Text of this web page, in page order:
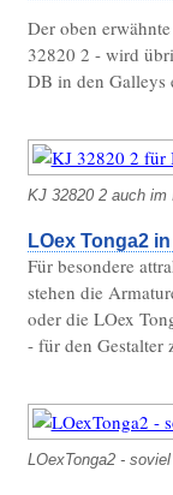
ES
ES
ES
ES
Piezo
ES
ES Piezo-
Der oben
32820 2 - wird
DB in den Galleys
KJ 32820 2 auch im
LOex Tonga2
Für besondere
stehen die
oder die LOex
- für den Gestalter
LOexTonga2 -